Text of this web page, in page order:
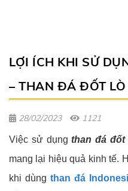
LỢI ÍCH KHI SỬ
– THAN ĐÁ ĐỐT LÒ
28/02/2023 1121
Việc sử dụngthan đá
mang lại hiệu quả kinh tế.
khi dùng than đá